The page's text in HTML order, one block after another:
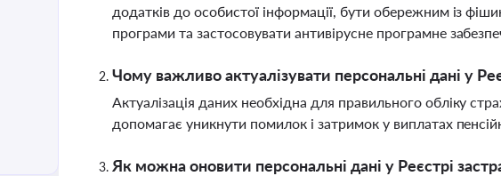
додатків до особистої інформації, бути обережним із
програми та застосовувати антивірусне програмне
Чому важливо актуалізувати персональні дані у
Актуалізація даних необхідна для правильного обліку
допомагає уникнути помилок і затримок у виплатах
Як можна оновити персональні дані у Реєстрі